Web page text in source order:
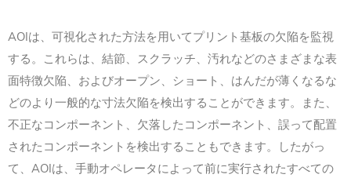
AOIは、可視化された方法を用いてプリント基板の欠陥を監視
する。これらは、結節、スクラッチ、汚れなどのさまざまな表
面特徴欠陥、およびオープン、ショート、はんだが薄くなるな
どのより一般的な寸法欠陥を検出することができます。また、
不正なコンポーネント、欠落したコンポーネント、誤って配置
されたコンポーネントを検出することもできます。したがっ
て、AOIは、手動オペレータによって前に実行されたすべての